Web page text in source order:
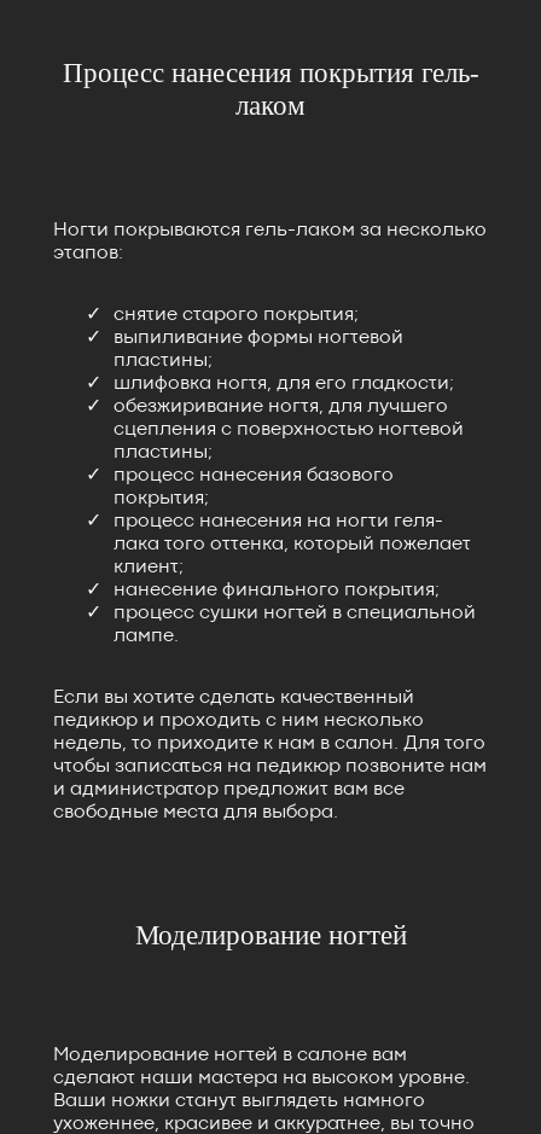
Процесс нанесения покрытия гель-
лаком
Ногти покрываются гель-лаком за несколько
этапов:
снятие старого покрытия;
выпиливание формы ногтевой
пластины;
шлифовка ногтя, для его гладкости;
обезжиривание ногтя, для лучшего
сцепления с поверхностью ногтевой
пластины;
процесс нанесения базового
покрытия;
процесс нанесения на ногти геля-
лака того оттенка, который пожелает
клиент;
нанесение финального покрытия;
процесс сушки ногтей в специальной
лампе.
Если вы хотите сделать качественный
педикюр и проходить с ним несколько
недель, то приходите к нам в салон. Для того
чтобы записаться на педикюр позвоните нам
и администратор предложит вам все
свободные места для выбора.
Моделирование ногтей
Моделирование ногтей в салоне вам
сделают наши мастера на высоком уровне.
Ваши ножки станут выглядеть намного
ухоженнее, красивее и аккуратнее, вы точно